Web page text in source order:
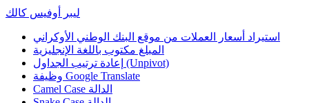
ليبر أوفيس كالك
استيراد أسعار العملات من موقع البنك الوطني الأوكراني
المبلغ مكتوب باللغة الإنجليزية
إعادة ترتيب الجداول (Unpivot)
Google Translate
Camel Case الدالة